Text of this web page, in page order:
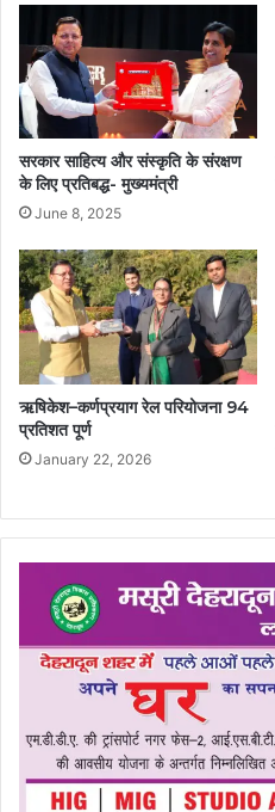
सरकार साहित्य और संस्कृति के संरक्षण
के लिए प्रतिबद्ध- मुख्यमंत्री
June 8, 2025
ऋषिकेश–कर्णप्रयाग रेल परियोजना 94
प्रतिशत पूर्ण
January 22, 2026